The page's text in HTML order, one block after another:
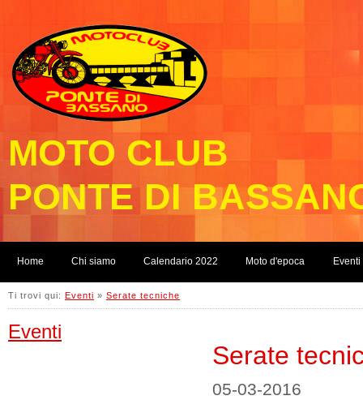
MOTO CLUB
PONTE DI
Home Chi siamo Calendario 2022 Moto d'epoca Eventi
Ti trovi qui: Eventi » Serate tecniche
Eventi
Serate
05-03-2016